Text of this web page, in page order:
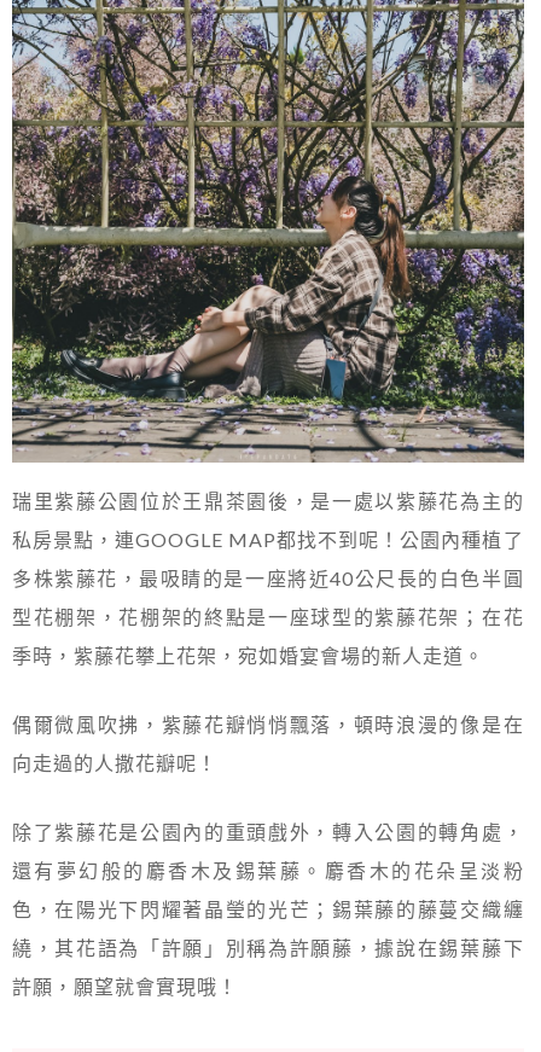
瑞里紫藤公園位於王鼎茶園後，是一處以紫藤花為主的
私房景點，連GOOGLE MAP都找不到呢！公園內種植了
多株紫藤花，最吸睛的是一座將近40公尺長的白色半圓
型花棚架，花棚架的終點是一座球型的紫藤花架；在花
季時，紫藤花攀上花架，宛如婚宴會場的新人走道。
偶爾微風吹拂，紫藤花瓣悄悄飄落，頓時浪漫的像是在
向走過的人撒花瓣呢！
除了紫藤花是公園內的重頭戲外，轉入公園的轉角處，
還有夢幻般的麝香木及錫葉藤。麝香木的花朵呈淡粉
色，在陽光下閃耀著晶瑩的光芒；錫葉藤的藤蔓交織纏
繞，其花語為「許願」別稱為許願藤，據說在錫葉藤下
許願，願望就會實現哦！